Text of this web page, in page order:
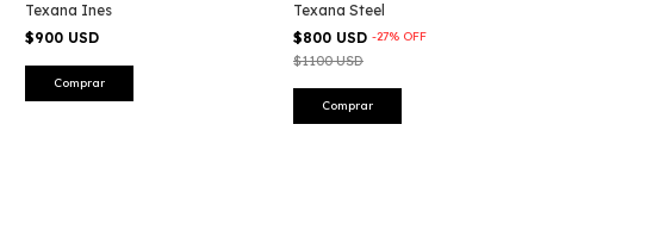
Texana Ines
$900 USD
Comprar
Texana Steel
$800 USD -27% OFF
$1100 USD
Comprar